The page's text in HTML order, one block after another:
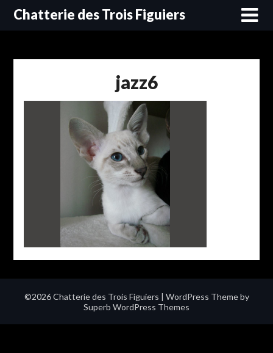
SkipChatterie des Trois Figuiers
jazz6
©2026 Chatterie des Trois Figuiers | WordPress Theme by
Superb WordPress Themes